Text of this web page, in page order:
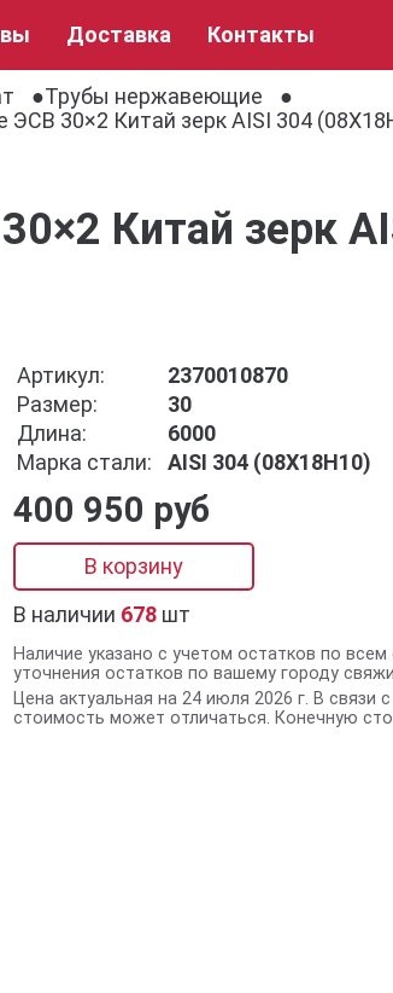
Доставка Контакты
Трубы нержавеющие
30×2 Китай зерк AISI 304
Китай зерк
Артикул:
2370010870
Размер:
30
Длина:
6000
Марка стали:
AISI 304 (08Х18Н10)
400 950 руб
В корзину
В наличии 678 шт
Наличие указано с учетом остатков по
уточнения остатков по вашему городу
Цена актуальная на 24 июля 2026 г. В связи
стоимость может отличаться. Конечную